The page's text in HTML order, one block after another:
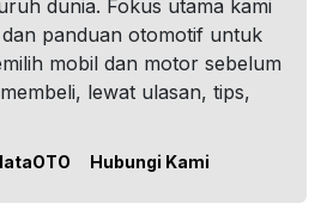
dunia. Fokus utama kami
panduan otomotif untuk
mobil dan motor sebelum
lewat ulasan, tips,
Hubungi Kami